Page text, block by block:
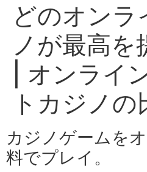
どのオンラ
ノが最高を
| オンライ
トカジノの
カジノゲームを
料でプレイ。